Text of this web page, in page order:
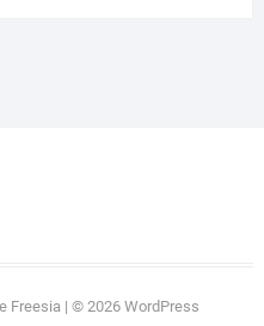
Freesia | © 2026 WordPress